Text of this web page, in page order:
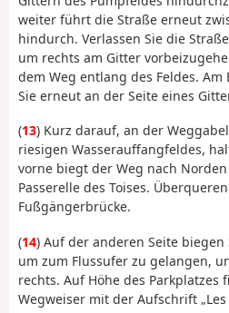
weiter führt die Straße erneut
hindurch. Verlassen Sie die
um rechts am Gitter
dem Weg entlang des Feldes. Am
Sie erneut an der Seite eines
(13) Kurz darauf, an der
riesigen Wasserauffangfeldes,
vorne biegt der Weg nach
Passerelle des Toises.
Fußgängerbrücke.
(14) Auf der anderen Seite
um zum Flussufer zu gelangen,
rechts. Auf Höhe des Parkplatzes
Wegweiser mit der Aufschrift „Les